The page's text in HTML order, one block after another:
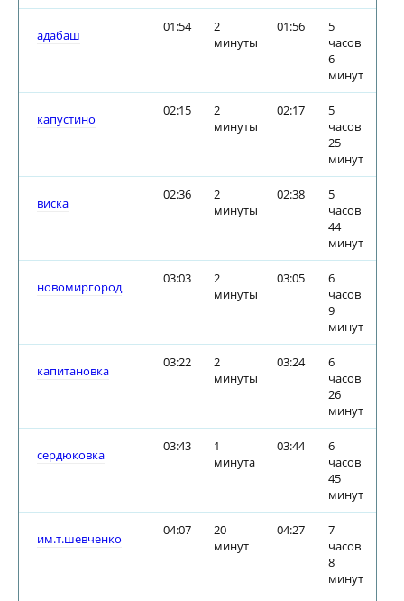
адабаш
01:54
2
минуты
01:56
5
часов
6
минут
капустино
02:15
2
минуты
02:17
5
часов
25
минут
виска
02:36
2
минуты
02:38
5
часов
44
минут
новомиргород
03:03
2
минуты
03:05
6
часов
9
минут
капитановка
03:22
2
минуты
03:24
6
часов
26
минут
сердюковка
03:43
1
минута
03:44
6
часов
45
минут
им.т.шевченко
04:07
20
минут
04:27
7
часов
8
минут